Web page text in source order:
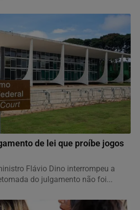
de lei que proíbe jogos
Flávio Dino interrompeu a
do julgamento não foi...